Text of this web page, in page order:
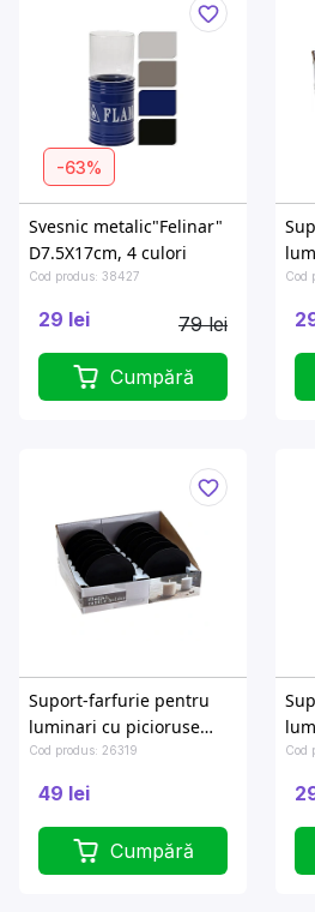
-63%
Svesnic metalic"Felinar"
D7.5X17cm, 4 culori
Cod produs: 38427
29 lei 79 lei
Cumpără
Cod
Suport-farfurie pentru
luminari cu picioruse
D12cm, metal
Cod produs: 26319
49 lei
Cumpără
Cod